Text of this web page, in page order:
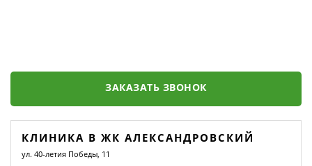
ЗАКАЗАТЬ ЗВОНОК
КЛИНИКА В ЖК АЛЕКСАНДРОВСКИЙ
ул. 40-летия Победы, 11